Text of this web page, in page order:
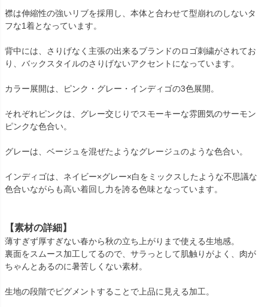
襟は伸縮性の強いリブを採用し、本体と合わせて型崩れのしないタ
フな1着となっています。
背中には、さりげなく主張の出来るブランドのロゴ刺繍がされてお
り、バックスタイルのさりげないアクセントになっています。
カラー展開は、ピンク・グレー・インディゴの3色展開。
それぞれピンクは、グレー交じりでスモーキーな雰囲気のサーモン
ピンクな色合い。
グレーは、ベージュを混ぜたようなグレージュのような色合い。
インディゴは、ネイビー×グレー×白をミックスしたような不思議な
色合いながらも高い着回し力を誇る色味となっています。
【素材の詳細】
薄すぎず厚すぎない春から秋の立ち上がりまで使える生地感。
裏面をスムース加工してるので、サラっとして肌触りがよく、肉が
ちゃんとあるのに暑苦しくない素材。
生地の段階でピグメントすることで上品に見える加工。